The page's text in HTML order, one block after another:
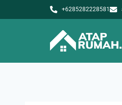
+6285282228581